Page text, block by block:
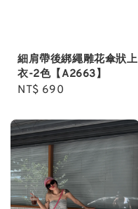
細肩帶後綁繩雕花傘狀上
衣-2色【A2663】
Regular
NT$ 690